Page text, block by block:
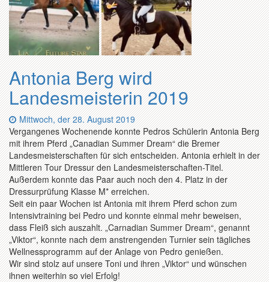
Antonia Berg wird
Landesmeisterin 2019
Datum:
Mittwoch, der 28. August 2019
Vergangenes Wochenende konnte Pedros Schülerin Antonia Berg
mit ihrem Pferd „Canadian Summer Dream“ die Bremer
Landesmeisterschaften für sich entscheiden. Antonia erhielt in der
Mittleren Tour Dressur den Landesmeisterschaften-Titel.
Außerdem konnte das Paar auch noch den 4. Platz in der
Dressurprüfung Klasse M* erreichen.
Seit ein paar Wochen ist Antonia mit ihrem Pferd schon zum
Intensivtraining bei Pedro und konnte einmal mehr beweisen,
dass Fleiß sich auszahlt. „Carnadian Summer Dream“, genannt
„Viktor“, konnte nach dem anstrengenden Turnier sein tägliches
Wellnessprogramm auf der Anlage von Pedro genießen.
Wir sind stolz auf unsere Toni und ihren „Viktor“ und wünschen
ihnen weiterhin so viel Erfolg!